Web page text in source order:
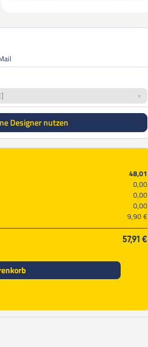
18Stk.
43,80 €
21Stk.
43,80 €
23Stk.
43,80 €
25Stk.
43,80 €
30Stk.
35Stk.
40,60 €
40Stk.
39,00 €
Designer nutzen
48,01
0,00
0,00
0,00
9,90 €
57,91 €